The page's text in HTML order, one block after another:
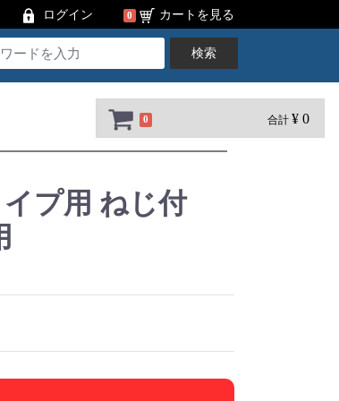
0 合計 ¥ 0
ログイン 0 カートを見る
検索
プ用 ねじ付